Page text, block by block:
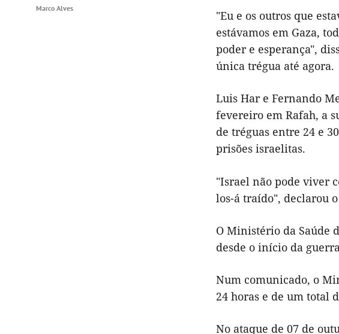
Marco Alves
"Eu e os outros que
estávamos em Gaza,
poder e esperança",
única trégua até agora.
Luis Har e Fernando
fevereiro em Rafah, a
de tréguas entre 24 e
prisões israelitas.
"Israel não pode viver
los-á traído", declarou
O Ministério da Saúde
desde o início da
Num comunicado, o
24 horas e de um total
No ataque de 07 de